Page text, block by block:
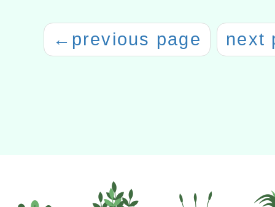
← previous page next